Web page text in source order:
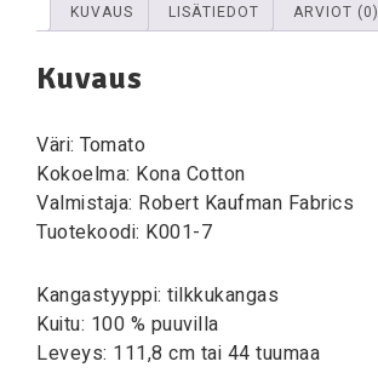
KUVAUS LISÄTIEDOT ARVIOT (0)
Kuvaus
Väri: Tomato
Kokoelma: Kona Cotton
Valmistaja: Robert Kaufman Fabrics
Tuotekoodi: K001-7
Kangastyyppi: tilkkukangas
Kuitu: 100 % puuvilla
Leveys: 111,8 cm tai 44 tuumaa